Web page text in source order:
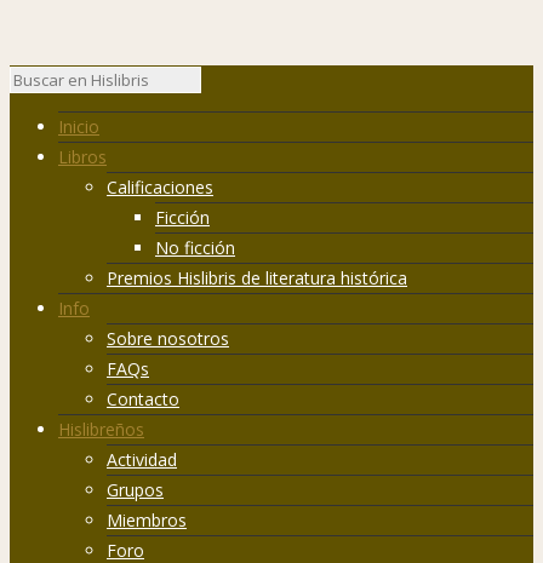
Inicio
Libros
Calificaciones
Ficción
No ficción
Premios Hislibris de literatura histórica
Info
Sobre nosotros
FAQs
Contacto
Hislibreños
Actividad
Grupos
Miembros
Foro